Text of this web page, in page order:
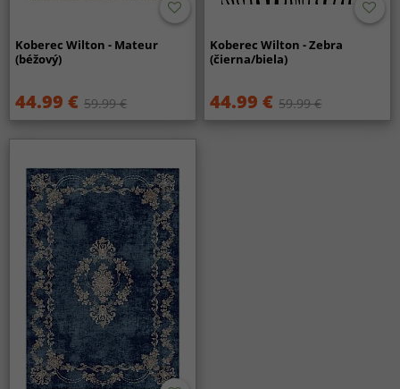
Koberec Wilton - Mateur
(béžový)
44.99 € 59.99 €
Koberec Wilton - Zebra
(čierna/biela)
44.99 € 59.99 €